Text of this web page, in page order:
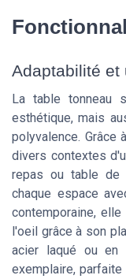
Adaptabilité et
La table tonneau
esthétique, mais
polyvalence. Grâce
divers contextes
repas ou table de
chaque espace
contemporaine,
l'oeil grâce à son
acier laqué ou en
exemplaire,